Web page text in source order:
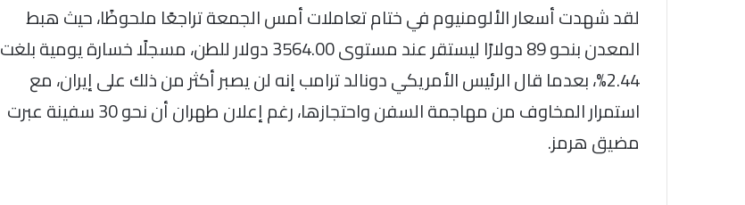
لقد شهدت أسعار الألومنيوم في ختام تعاملات أمس الجمعة تراجعًا ملحوظًا، حيث هبط
المعدن بنحو 89 دولارًا ليستقر عند مستوى 3564.00 دولار للطن، مسجلًا خسارة يومية بلغت
2.44%، بعدما قال الرئيس الأمريكي دونالد ترامب إنه لن يصبر أكثر من ذلك على إيران، مع
استمرار المخاوف من مهاجمة السفن واحتجازها، رغم إعلان طهران أن نحو 30 سفينة عبرت
مضيق هرمز.